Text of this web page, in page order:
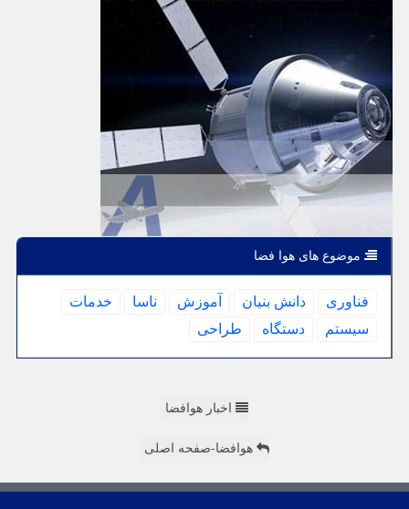
موضوع های هوا فضا
فناوری دانش بنیان آموزش ناسا
خدمات
سیستم
دستگاه طراحی
اخبار هوافضا
هوافضا-صفحه اصلی